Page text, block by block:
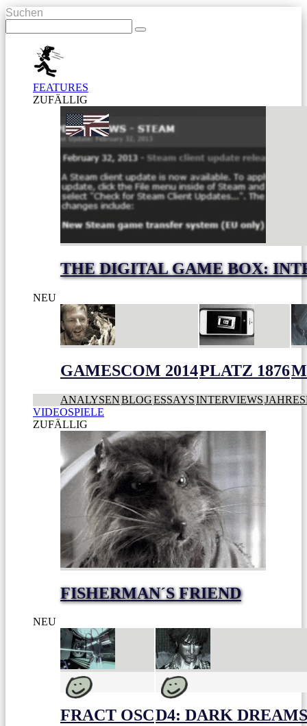
Suchen
FEATURES
ZUFÄLLIG
THE DIGITAL GAME BOX:
NEU
GAMESCOM 2014PLATZ 1876
ANALYSENBLOGESSAYSINTERVIEWS
VIDEOSPIELE
ZUFÄLLIG
FISHERMAN´S FRIEND
NEU
FRACT OSCD4: DARK